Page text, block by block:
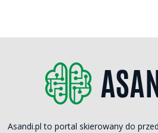
Asandi.pl to portal skierowany do